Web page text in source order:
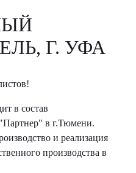
Г. УФА
в состав
в г.Тюмени.
и реализация
производства в